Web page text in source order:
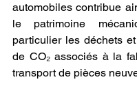
automobiles contribue
le patrimoine
particulier les déchets
de CO₂ associés à la
transport de pièces